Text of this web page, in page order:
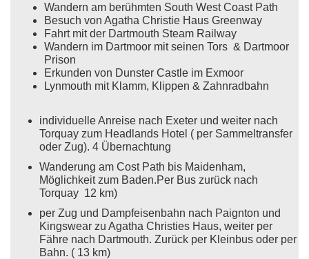
Wandern am berühmten South West Coast Path
Besuch von Agatha Christie Haus Greenway
Fahrt mit der Dartmouth Steam Railway
Wandern im Dartmoor mit seinen Tors & Dartmoor
Prison
Erkunden von Dunster Castle im Exmoor
Lynmouth mit Klamm, Klippen & Zahnradbahn
individuelle Anreise nach Exeter und weiter nach
Torquay zum Headlands Hotel ( per Sammeltransfer
oder Zug). 4 Übernachtung
Wanderung am Cost Path bis Maidenham,
Möglichkeit zum Baden.Per Bus zurück nach
Torquay 12 km)
per Zug und Dampfeisenbahn nach Paignton und
Kingswear zu Agatha Christies Haus, weiter per
Fähre nach Dartmouth. Zurück per Kleinbus oder per
Bahn. ( 13 km)